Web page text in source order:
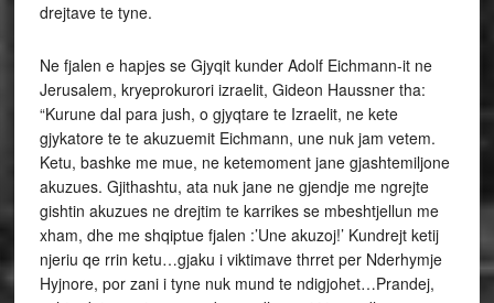
drejtave te tyne.
Ne fjalen e hapjes se Gjyqit kunder Adolf Eichmann-it ne
Jerusalem, kryeprokurori izraelit, Gideon Haussner tha:
“Kurune dal para jush, o gjyqtare te Izraelit, ne kete
gjykatore te te akuzuemit Eichmann, une nuk jam vetem.
Ketu, bashke me mue, ne ketemoment jane gjashtemiljone
akuzues. Gjithashtu, ata nuk jane ne gjendje me ngrejte
gishtin akuzues ne drejtim te karrikes se mbeshtjellun me
xham, dhe me shqiptue fjalen :’Une akuzoj!’ Kundrejt ketij
njeriu qe rrin ketu…gjaku i viktimave thrret per Nderhymje
Hyjnore, por zani i tyne nuk mund te ndigjohet…Prandej,